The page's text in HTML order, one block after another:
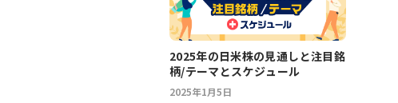
2025年の日米株の見通しと注目銘
柄/テーマとスケジュール
2025年1月5日